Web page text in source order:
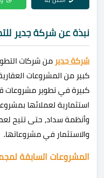
نبذة عن شركة جدير
شركة جدير من شركات
كبير من المشروعات
كبيرة في تطوير مشروعات
استثمارية لعملائها
وأنظمة سداد، حتى تتيح
والاستثمار في مشروعاتها.
المشروعات السابقة